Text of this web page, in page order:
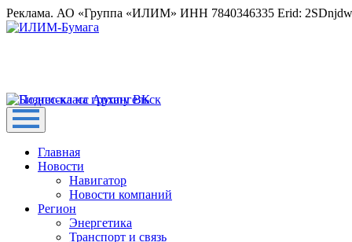
Реклама. АО «Группа «ИЛИМ» ИНН 7840346335 Erid:
Главная
Новости
Навигатор
Новости компаний
Регион
Энергетика
Транспорт и связь